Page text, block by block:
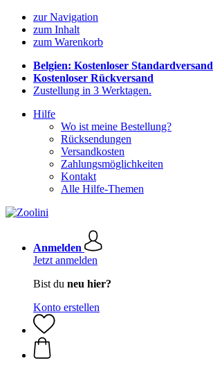
zur Navigation
zum Inhalt
zum Warenkorb
Belgien: Kostenloser Standardversand
Kostenloser Rückversand
Zustellung in 3 Werktagen.
Hilfe
Wo ist meine Bestellung?
Rücksendungen
Versandkosten
Zahlungsmöglichkeiten
Kontakt
Alle Hilfe-Themen
Anmelden
Jetzt anmelden
Bist du neu hier?
Konto erstellen